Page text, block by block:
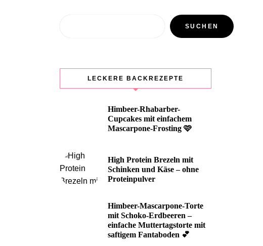
SUCHEN
LECKERE BACKREZEPTE
Himbeer-Rhabarber-
Cupcakes mit einfachem
Mascarpone-Frosting 🩷
High Protein Brezeln mit
Schinken und Käse – ohne
Proteinpulver
Himbeer-Mascarpone-Torte
mit Schoko-Erdbeeren –
einfache Muttertagstorte mit
saftigem Fantaboden 💕